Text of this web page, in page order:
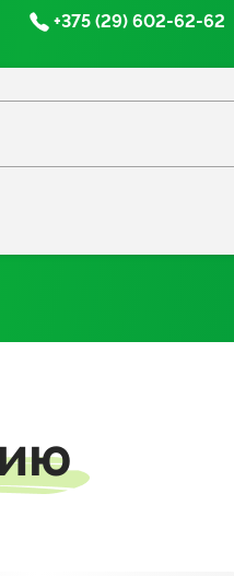
+375 (29) 602-62-62